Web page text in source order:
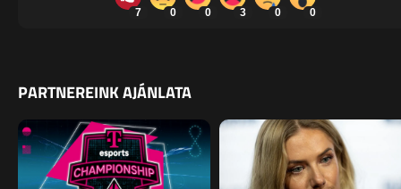
7 0 0 3 0 0
PARTNEREINK AJÁNLATA